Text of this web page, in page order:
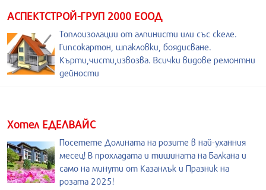
АСПЕКТСТРОЙ-ГРУП 2000 ЕООД
Топлоизолации от алпинисти или със скеле.
Гипсокартон, шпакловки, боядисване.
Кърти,чисти,извозва. Всички видове ремонтни
дейности
Хотел ЕДЕЛВАЙС
Посетете Долината на розите в най-уханния
месец! В прохладата и тишината на Балкана и
само на минути от Казанлък и Празник на
розата 2025!